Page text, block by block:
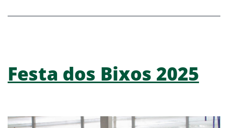
Festa dos Bixos 2025